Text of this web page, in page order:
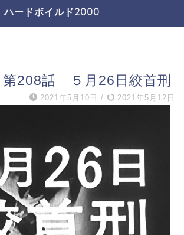
ハードボイルド2000
208話 ５月26日絞首刑
2021年5月10日 / 2021年5月12日